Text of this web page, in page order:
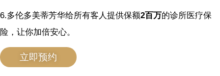
6.多伦多美蒂芳华给所有客人提供保额2百万的诊所医疗保
险，让你加倍安心。
立即预约